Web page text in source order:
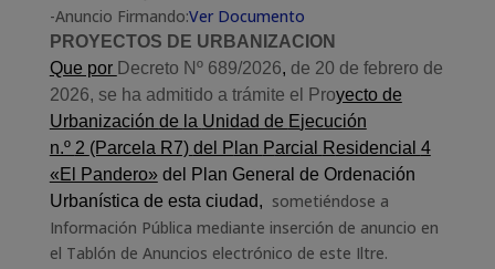
-Anuncio Firmando:Ver Documento
PROYECTOS DE URBANIZACION
Que por Decreto Nº 689/2026, de 20 de febrero de
2026, se ha admitido a trámite el Proyecto de
Urbanización de la Unidad de Ejecución
n.º 2 (Parcela R7) del P lan Parcial Residencial 4
«El Pandero»del Plan General de Ordenación
Urbanística de esta ciudad, sometiéndose a
Información Pública mediante inserción de anuncio en
el Tablón de Anuncios electrónico de este Iltre.